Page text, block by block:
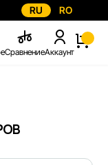
RU RO
СравнениеАккаунт